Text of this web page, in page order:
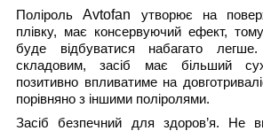
Поліроль
Avtofan утворює на
плівку, має консервуючий ефект,
буде відбуватися набагато
складовим, засіб має більший
позитивно впливатиме на
порівняно з іншими поліролями.
Засіб безпечний для здоров’я. Не